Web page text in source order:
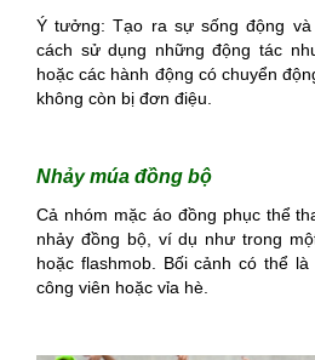
Ý tưởng: Tạo ra sự sống động
cách sử dụng những động tác
hoặc các hành động có chuyển
không còn bị đơn điệu.
Nhảy múa đồng bộ
Cả nhóm mặc áo đồng phục thể
nhảy đồng bộ, ví dụ như trong
hoặc flashmob. Bối cảnh có thể
công viên hoặc vỉa hè.